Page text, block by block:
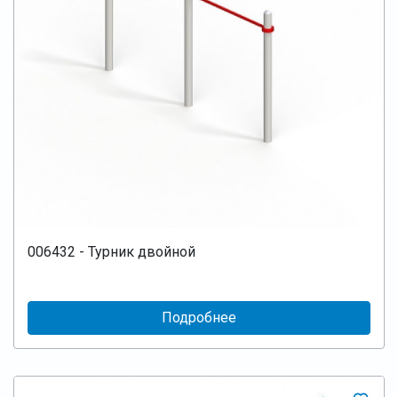
006432 - Турник двойной
Подробнее